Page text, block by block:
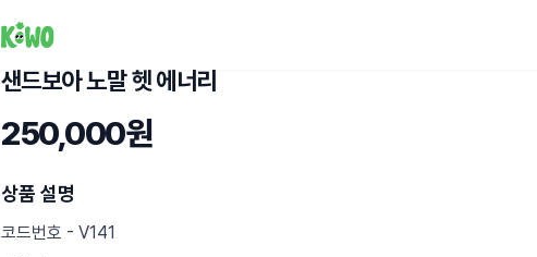
샌드보아 노말 헷 에너리
250,000원
상품 설명
코드번호 - V141